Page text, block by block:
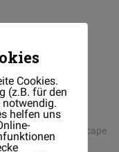
company with a
in having one landscape
paper, to the
Cookies.
(z.B. für den
helfen uns